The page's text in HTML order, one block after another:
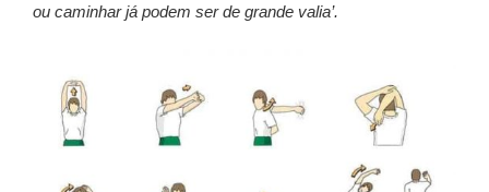
ou caminhar já podem ser de grande valia’.